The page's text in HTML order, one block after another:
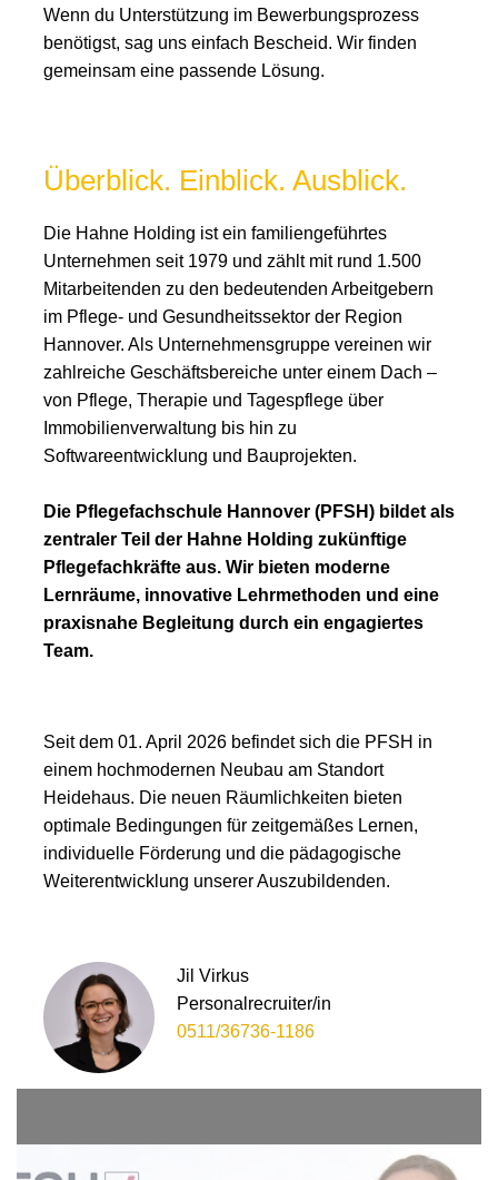
Wenn du Unterstützung im Bewerbungsprozess
benötigst, sag uns einfach Bescheid. Wir finden
gemeinsam eine passende Lösung.
Überblick. Einblick. Ausblick.
Die Hahne Holding ist ein familiengeführtes
Unternehmen seit 1979 und zählt mit rund 1.500
Mitarbeitenden zu den bedeutenden Arbeitgebern
im Pflege- und Gesundheitssektor der Region
Hannover. Als Unternehmensgruppe vereinen wir
zahlreiche Geschäftsbereiche unter einem Dach –
von Pflege, Therapie und Tagespflege über
Immobilienverwaltung bis hin zu
Softwareentwicklung und Bauprojekten.
Die Pflegefachschule Hannover (PFSH) bildet als
zentraler Teil der Hahne Holding zukünftige
Pflegefachkräfte aus. Wir bieten moderne
Lernräume, innovative Lehrmethoden und eine
praxisnahe Begleitung durch ein engagiertes
Team.
Seit dem 01. April 2026 befindet sich die PFSH in
einem hochmodernen Neubau am Standort
Heidehaus. Die neuen Räumlichkeiten bieten
optimale Bedingungen für zeitgemäßes Lernen,
individuelle Förderung und die pädagogische
Weiterentwicklung unserer Auszubildenden.
Jil Virkus
Personalrecruiter/in
0511/36736-1186